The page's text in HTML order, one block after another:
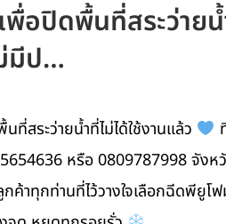
อปิดพื้นที่สระว่ายน้
มีป…
สระว่ายน้ำที่ไม่ได้ใช้งานแล้ว
5654636 หรือ 0809787998 จัง
าทุกท่านที่ไว้วางใจเลือกฉีดพียูโฟ